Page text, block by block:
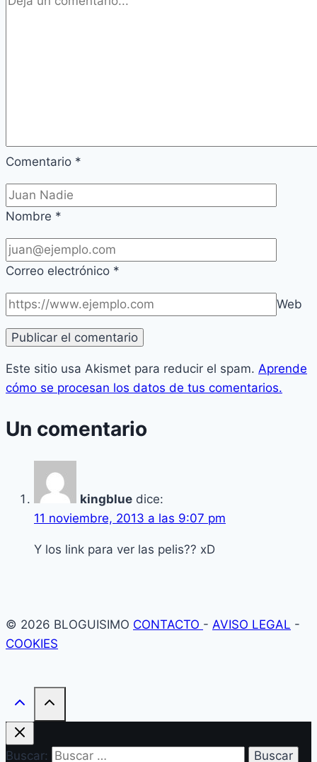
Comentario *
Nombre *
Correo electrónico *
Web
Este sitio usa Akismet para reducir el spam. Aprende
cómo se procesan los datos de tus comentarios.
Un comentario
kingblue dice:
11 noviembre, 2013 a las 9:07 pm
Y los link para ver las pelis?? xD
© 2026 BLOGUISIMO CONTACTO - AVISO LEGAL -
COOKIES
Buscar: